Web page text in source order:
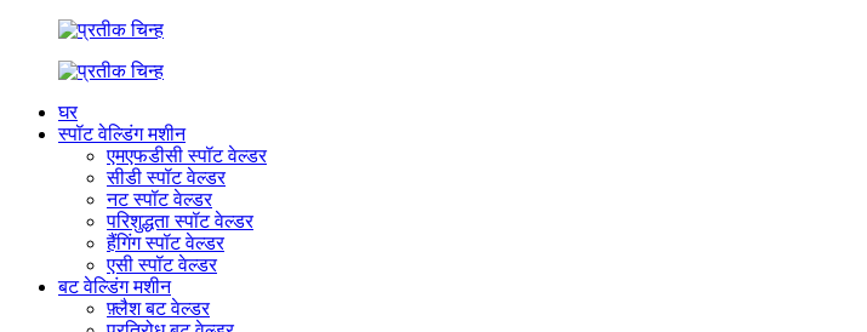
घर
स्पॉट वेल्डिंग मशीन
एमएफडीसी स्पॉट वेल्डर
सीडी स्पॉट वेल्डर
नट स्पॉट वेल्डर
परिशुद्धता स्पॉट वेल्डर
हैंगिंग स्पॉट वेल्डर
एसी स्पॉट वेल्डर
बट वेल्डिंग मशीन
फ़्लैश बट वेल्डर